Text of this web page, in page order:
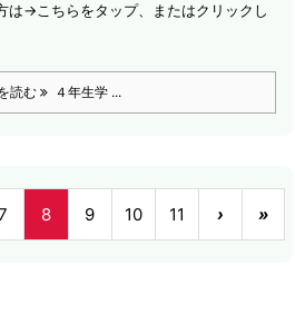
は→こちらをタップ、またはクリックし
読む ４年生学 ...
8 9 10 11 › »